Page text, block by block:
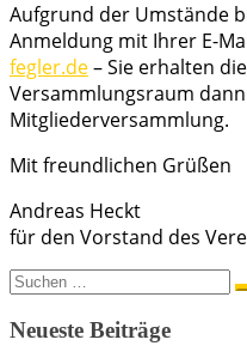
Aufgrund der Umstände
Anmeldung mit Ihrer E-
fegler.de– Sie erhalten
Versammlungsraum
Mitgliederversammlung.
Mit freundlichen Grüßen
Andreas Heckt
für den Vorstand des
Suchen
nach:
Neueste Beiträge